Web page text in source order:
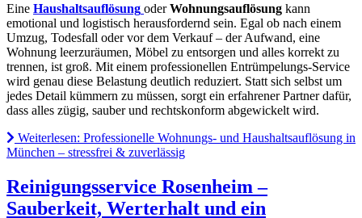
Eine Haushaltsauflösung oderWohnungsauflösung kann
emotional und logistisch herausfordernd sein. Egal ob nach einem
Umzug, Todesfall oder vor dem Verkauf – der Aufwand, eine
Wohnung leerzuräumen, Möbel zu entsorgen und alles korrekt zu
trennen, ist groß. Mit einem professionellen Entrümpelungs-Service
wird genau diese Belastung deutlich reduziert. Statt sich selbst um
jedes Detail kümmern zu müssen, sorgt ein erfahrener Partner dafür,
dass alles zügig, sauber und rechtskonform abgewickelt wird.
Weiterlesen: Professionelle Wohnungs- und Haushaltsauflösung in
München – stressfrei & zuverlässig
Reinigungsservice Rosenheim –
Sauberkeit, Werterhalt und ein